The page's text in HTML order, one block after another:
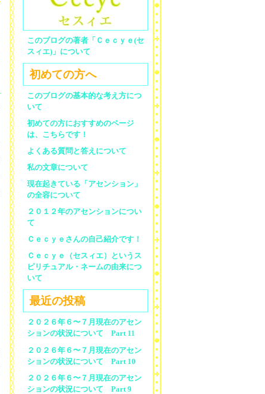
このブログの著者「Ｃｅｃｙｅ(セ
スィエ)」について
初めての方へ
このブログの基本的な考え方につ
いて
初めての方におすすめのページ
は、こちらです！
よくある質問と答えについて
私の文章について
現在起きている「アセンション」
の全容について
２０１２年のアセンションについ
て
Ｃｅｃｙｅさんの自己紹介です！
Ｃｅｃｙｅ（セスィエ）というス
ピリチュアル・ネームの由来につ
いて
最近の投稿
２０２６年６〜７月現在のアセン
ションの状況について Part 11
２０２６年６〜７月現在のアセン
ションの状況について Part 10
２０２６年６〜７月現在のアセン
ションの状況について Part 9